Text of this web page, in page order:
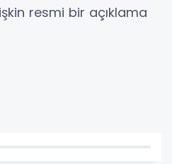
resmi bir açıklama